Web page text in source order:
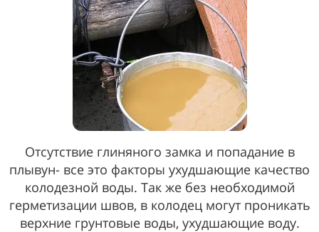
Отсутствие глиняного замка и попадание в
плывун- все это факторы ухудшающие качество
колодезной воды. Так же без необходимой
герметизации швов, в колодец могут проникать
верхние грунтовые воды, ухудшающие воду.